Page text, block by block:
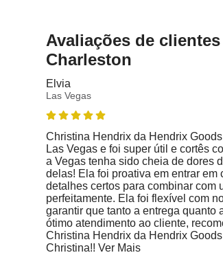
Avaliações de
Charleston
Elvia
Las Vegas
Christina Hendrix da Hendrix
Las Vegas e foi super útil e cortês
a Vegas tenha sido cheia de dores
delas! Ela foi proativa em entrar em
detalhes certos para combinar com
perfeitamente. Ela foi flexível com
garantir que tanto a entrega quanto
ótimo atendimento ao cliente,
Christina Hendrix da Hendrix
Christina!! Ver Mais